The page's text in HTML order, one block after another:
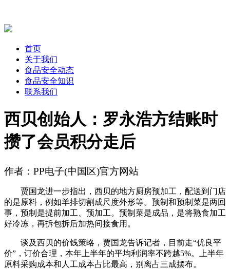
首页
关于我们
食品安全动态
食品安全知识
联系我们
西贝创始人：罗永浩方结账时
攒了会员积分走后
作者：PP电子(中国区)官方网站
贾国龙进一步指出，西贝的地方厨房预加工，配送到门店
的是原料，例如羊排切割成尺度外形等。预制和预制菜是两回
事，预制是提前加工、预加工。预制菜是成品，是将熟食加工
好冷冻，再拆包拆后加热间接食用。
谈及西贝的价钱策略，贾国龙告诉记者，目前走“优良平
价”，订价合理，本年上半年的平均利润率不跨越5%。上半年
原料采购成本和人工成本占比最高，别离占三成摆布。